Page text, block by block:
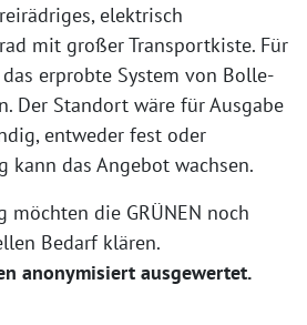
elektrisch
mit großer Transportkiste. Für
erprobte System von Bolle-
Der Standort wäre für Ausgabe
entweder fest oder
kann das Angebot wachsen.
möchten die GRÜNEN noch
Bedarf klären.
anonymisiert ausgewertet.